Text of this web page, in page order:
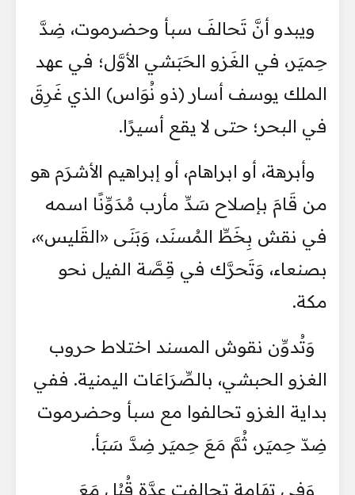
ويبدو أنَّ تَحالفَ سبأ وحضرموت، ضِدَّ
حِميَر، في الغَزو الحَبَشي الأوَّل؛ في عهد
الملك يوسف أسار (ذو نُوَاس) الذي غَرِقَ
في البحر؛ حتى لا يقع أسيرًا.
وأبرهة، أو ابراهام، أو إبراهيم الأشرَم هو
من قَامَ بإصلاح سَدِّ مأرب مُدَوِّنًا اسمه
في نقش بِخَطِّ المُسنَد، وَبَنَى «القَليس»،
بصنعاء، وَتَحرَّك في قِصَّة الفيل نحو
مكة.
وَتُدوِّن نقوش المسند اختلاط حروب
الغزو الحبشي، بالصِّرَاعَات اليمنية. ففي
بداية الغزو تحالفوا مع سبأ وحضرموت
ضِدّ حِميَر، ثُمَّ مَعَ حِميَر ضِدَّ سَبَأ.
وَفِي تِهَامة تحالفت عِدَّة قُبُل مَعَ